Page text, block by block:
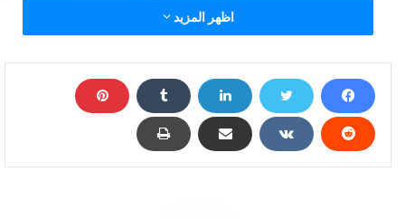
اظهر المزيد